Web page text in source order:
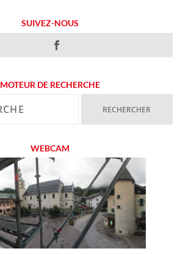
SUIVEZ-NOUS
MOTEUR DE RECHERCHE
WEBCAM